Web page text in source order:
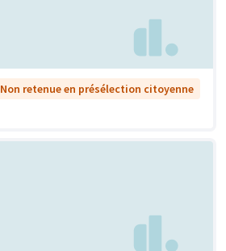
Non retenue en présélection citoyenne